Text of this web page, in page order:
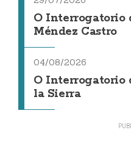
O Interrogatorio
Méndez Castro
04/08/2026
O Interrogatorio
la Sierra